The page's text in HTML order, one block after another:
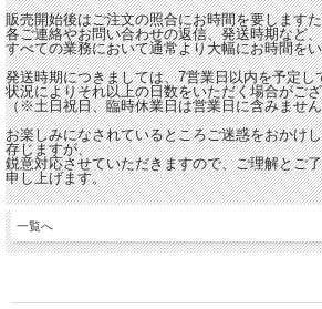
販売開始後はご注文の照合にお時間を要します
各ご連絡やお問い合わせの返信、発送時期など、
すべての業務において通常より大幅にお時間を
発送時期につきましては、7営業日以内を予定し
状況によりそれ以上の日数をいただく場合がご
（※土日祝日、臨時休業日は営業日に含みませ
お楽しみになされているところご迷惑をおかけ
存じますが、
鋭意対応させていただきますので、ご理解とご
申し上げます。
一覧へ